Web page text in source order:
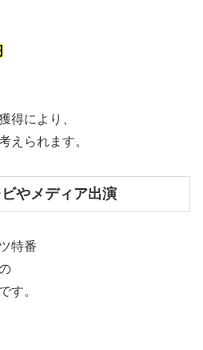
得により、
えられます。
やメディア出演
特番
す。